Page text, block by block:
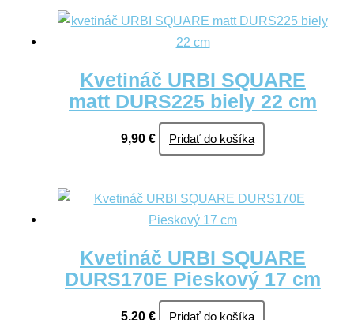
Kvetináč URBI SQUARE
matt DURS225 biely 22 cm
9,90 € Pridať do košíka
Kvetináč URBI SQUARE
DURS170E Pieskový 17 cm
5,20 € Pridať do košíka